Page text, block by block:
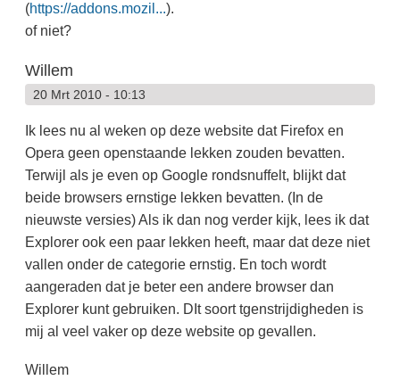
(https://addons.mozil...).
of niet?
Willem
20 Mrt 2010 - 10:13
Ik lees nu al weken op deze website dat Firefox en
Opera geen openstaande lekken zouden bevatten.
Terwijl als je even op Google rondsnuffelt, blijkt dat
beide browsers ernstige lekken bevatten. (In de
nieuwste versies) Als ik dan nog verder kijk, lees ik dat
Explorer ook een paar lekken heeft, maar dat deze niet
vallen onder de categorie ernstig. En toch wordt
aangeraden dat je beter een andere browser dan
Explorer kunt gebruiken. DIt soort tgenstrijdigheden is
mij al veel vaker op deze website op gevallen.
Willem